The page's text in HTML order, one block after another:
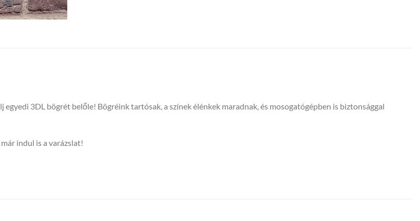
3DL bögrét belőle! Bögréink tartósak, a színek élénkek maradnak, és mosogatógépben is biztonsággal
indul is a varázslat!